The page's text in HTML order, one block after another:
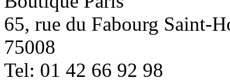
65, rue du Fabourg Saint-
75008
Tel: 01 42 66 92 98